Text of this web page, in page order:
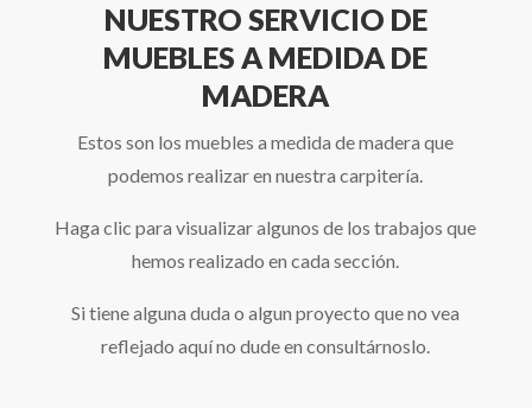
NUESTRO SERVICIO DE
MUEBLES A MEDIDA DE
MADERA
Estos son los muebles a medida de madera que
podemos realizar en nuestra carpitería.
Haga clic para visualizar algunos de los trabajos que
hemos realizado en cada sección.
Si tiene alguna duda o algun proyecto que no vea
reflejado aquí no dude en consultárnoslo.